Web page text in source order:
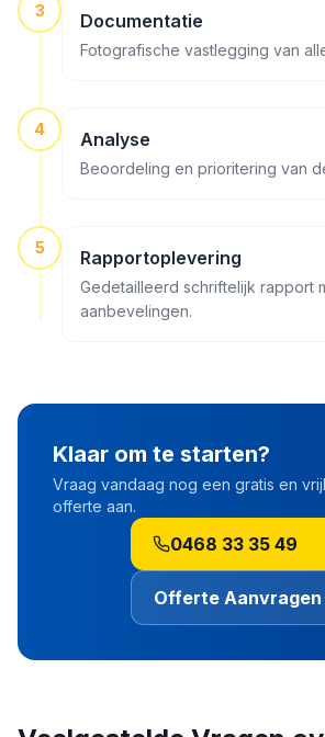
3 Documentatie
Fotografische vastlegging van
4 Analyse
Beoordeling en prioritering van
5 Rapportoplevering
Gedetailleerd schriftelijk rapport
aanbevelingen.
Klaar om te starten?
Vraag vandaag nog een gratis en
offerte aan.
0468 33 35 49
Offerte Aanvragen